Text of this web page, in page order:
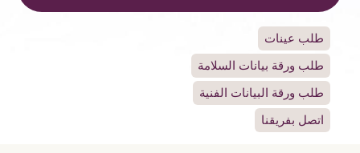
طلب عينات
طلب ورقة بيانات السلامة
طلب ورقة البيانات الفنية
اتصل بفريقنا